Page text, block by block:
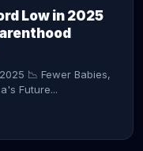
Low in 2025
📉 Fewer Babies,
Future...